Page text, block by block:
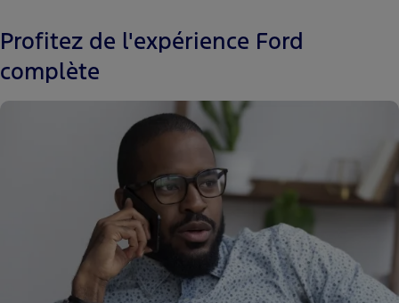
Profitez de l'expérience Ford
complète